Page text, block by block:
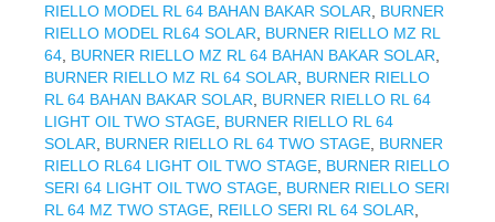
RIELLO MODEL RL 64 BAHAN BAKAR SOLAR, BURNER
RIELLO MODEL RL64 SOLAR, BURNER RIELLO MZ RL
64, BURNER RIELLO MZ RL 64 BAHAN BAKAR SOLAR,
BURNER RIELLO MZ RL 64 SOLAR, BURNER RIELLO
RL 64 BAHAN BAKAR SOLAR, BURNER RIELLO RL 64
LIGHT OIL TWO STAGE, BURNER RIELLO RL 64
SOLAR, BURNER RIELLO RL 64 TWO STAGE, BURNER
RIELLO RL64 LIGHT OIL TWO STAGE, BURNER RIELLO
SERI 64 LIGHT OIL TWO STAGE, BURNER RIELLO SERI
RL 64 MZ TWO STAGE, REILLO SERI RL 64 SOLAR,